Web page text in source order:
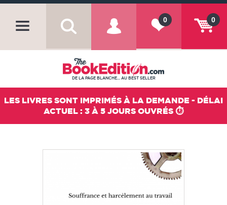
0
0
DE LA PAGE BLANCHE... AU BEST SELLER
LES LIVRES SONT IMPRIMÉS À LA DEMANDE - DÉLAI
ACTUEL : 3 À 5 JOURS OUVRÉS ⏱️